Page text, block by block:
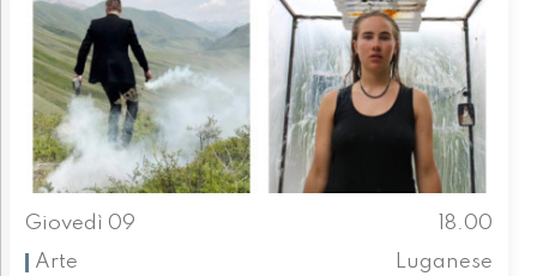
Giovedì 09
18.00
Arte
Luganese